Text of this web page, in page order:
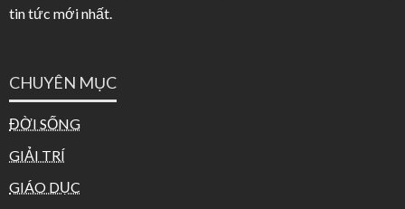
tin tức mới nhất.
CHUYÊN MỤC
ĐỜI SỐNG
GIẢI TRÍ
GIÁO DỤC